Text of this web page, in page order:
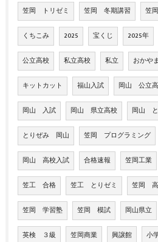
笠岡 トリゼミ 笠岡 冬期講習 笠
くちこみ 2025 宝くじ 2025年
公立高校 私立高校 私立 おかや
キットカット 福山入試 岡山 公立
岡山 入試 岡山 県立高校 岡山 と
とりぜみ 岡山 笠岡 プログラミング
岡山 高校入試 合格速報 笠岡工業
笠工 合格 笠工 とりゼミ 笠岡
笠岡 学習塾 笠岡 模試 岡山県立
英検 ３級 笠岡商業 興譲館 小